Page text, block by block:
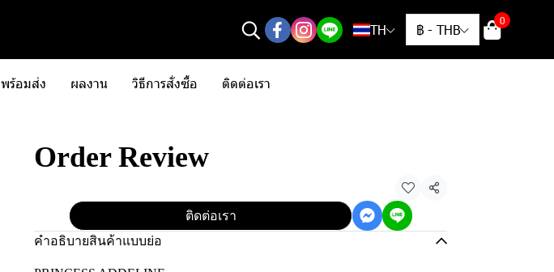
TH ฿ - THB
0
พร้อมส่ง ผลงาน วิธีการสั่งซื้อ ติดต่อเรา
Order Review
แชร์
ติดต่อเรา
คำอธิบายสินค้าแบบย่อ